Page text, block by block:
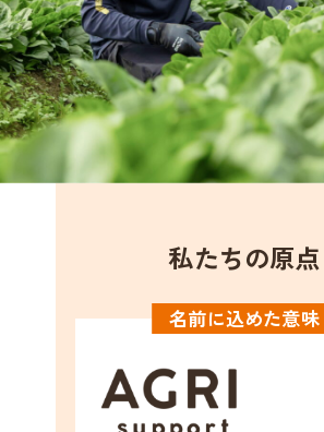
私たちの原点
名前に込めた意味